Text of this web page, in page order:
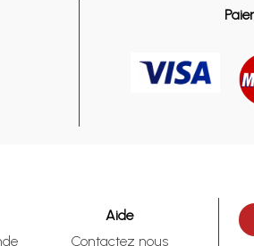
Aide
Contactez nous